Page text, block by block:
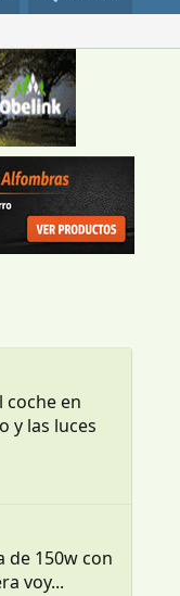
coche en
y las luces
de 150w con
voy...